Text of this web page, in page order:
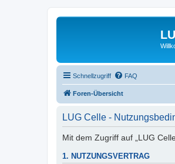
Schnellzugriff FAQ
Foren-Übersicht
LUG Celle -
Mit dem Zugriff auf „LUG
1. NUTZUNGSVERTRAG